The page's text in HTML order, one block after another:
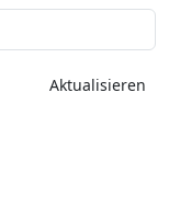
Aktualisieren